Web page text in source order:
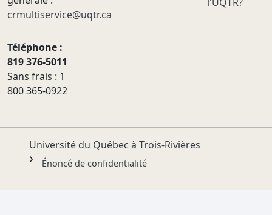
crmultiservice@uqtr.ca
Téléphone :
819 376-5011
Sans frais : 1
800 365-0922
Université du Québec à Trois-Rivières
Énoncé de confidentialité